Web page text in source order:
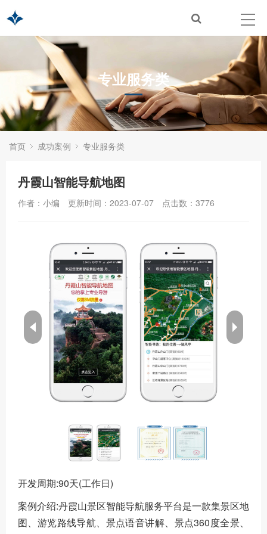
专业服务类
首页 成功案例 专业服务类
丹霞山智能导航地图
作者：小编 更新时间：2023-07-07 点击数： 3776
开发周期:90天(工作日)
案例介绍:丹霞山景区智能导航服务平台是一款集景区地
图、游览路线导航、景点语音讲解、景点360度全景、